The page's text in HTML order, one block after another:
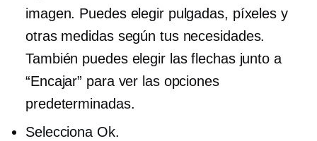
imagen. Puedes elegir pulgadas, píxeles y
otras medidas según tus necesidades.
También puedes elegir las flechas junto a
“Encajar” para ver las opciones
predeterminadas.
Selecciona Ok.